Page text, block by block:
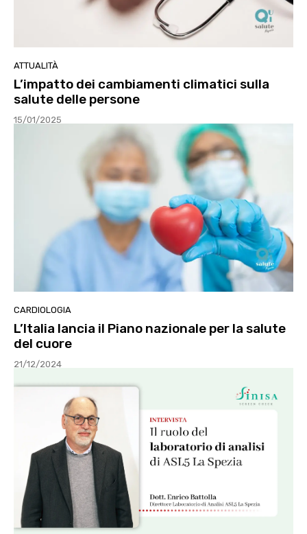
ATTUALITÀ
L’impatto dei cambiamenti climatici sulla
salute delle persone
15/01/2025
CARDIOLOGIA
L’Italia lancia il Piano nazionale per la salute
del cuore
21/12/2024